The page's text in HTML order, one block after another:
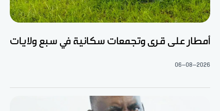
أمطار على قرى وتجمعات سكانية في سبع ولايات
06-08-2026